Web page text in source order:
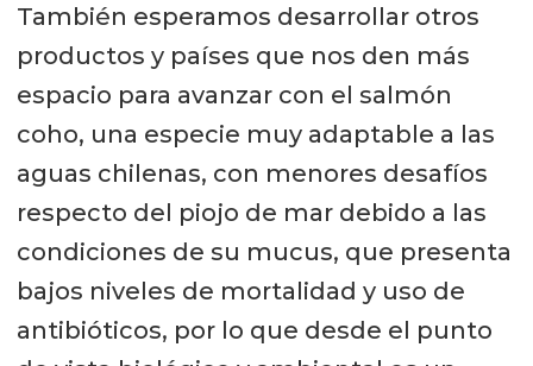
El ejecutivo detalló que Pharmaq
está desarrollando un nuevo
tratamiento en base a baños, el cual
se muestra eficiente en ensayos,
“también probamos con Luferon de
Elanco, antes de que los peces
vayan al mar, dando una buena
protección al salmón en un período
de 6 a 8 meses. Además, el peróxido
También esperamos desarrollar otros
productos y países que nos den más
espacio para avanzar con el salmón
coho, una especie muy adaptable a las
aguas chilenas, con menores desafíos
respecto del piojo de mar debido a las
condiciones de su mucus, que presenta
bajos niveles de mortalidad y uso de
antibióticos, por lo que desde el punto